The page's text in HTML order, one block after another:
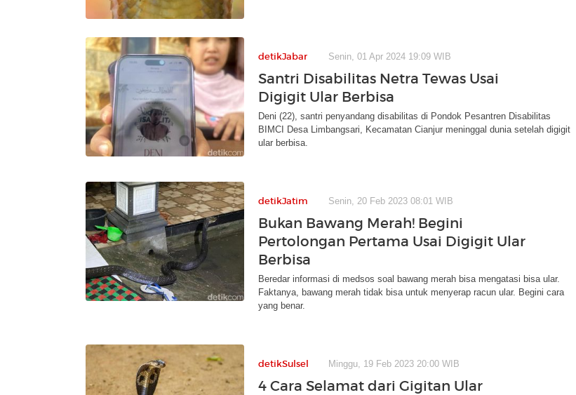
detikJabar Senin, 01 Apr 2024 19:09 WIB
Santri Disabilitas Netra Tewas Usai
Digigit Ular Berbisa
Deni (22), santri penyandang disabilitas di Pondok Pesantren Disabilitas
BIMCI Desa Limbangsari, Kecamatan Cianjur meninggal dunia setelah digigit
ular berbisa.
detikJatim Senin, 20 Feb 2023 08:01 WIB
Bukan Bawang Merah! Begini
Pertolongan Pertama Usai Digigit Ular
Berbisa
Beredar informasi di medsos soal bawang merah bisa mengatasi bisa ular.
Faktanya, bawang merah tidak bisa untuk menyerap racun ular. Begini cara
yang benar.
detikSulsel Minggu, 19 Feb 2023 20:00 WIB
4 Cara Selamat dari Gigitan Ular